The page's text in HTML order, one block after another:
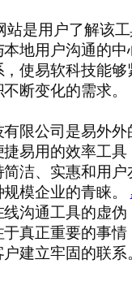
站是用户了解该
地用户沟通的中
使易软科技能够
断变化的需求。
限公司是易外外
易用的效率工具
洁、实惠和用户
模企业的青睐。
沟通工具的虚伪
真正重要的事情
建立牢固的联系。